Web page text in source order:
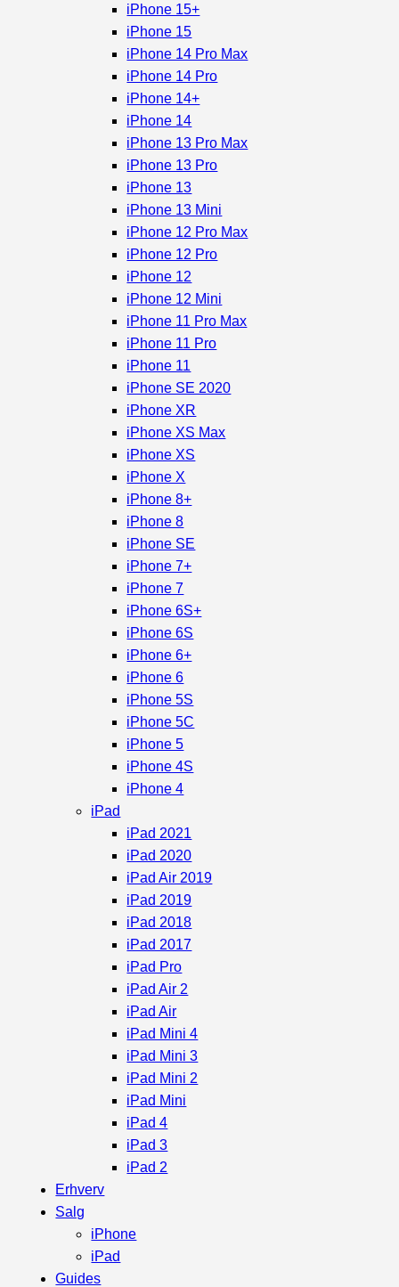
iPhone 15+
iPhone 15
iPhone 14 Pro Max
iPhone 14 Pro
iPhone 14+
iPhone 14
iPhone 13 Pro Max
iPhone 13 Pro
iPhone 13
iPhone 13 Mini
iPhone 12 Pro Max
iPhone 12 Pro
iPhone 12
iPhone 12 Mini
iPhone 11 Pro Max
iPhone 11 Pro
iPhone 11
iPhone SE 2020
iPhone XR
iPhone XS Max
iPhone XS
iPhone X
iPhone 8+
iPhone 8
iPhone SE
iPhone 7+
iPhone 7
iPhone 6S+
iPhone 6S
iPhone 6+
iPhone 6
iPhone 5S
iPhone 5C
iPhone 5
iPhone 4S
iPhone 4
iPad
iPad 2021
iPad 2020
iPad Air 2019
iPad 2019
iPad 2018
iPad 2017
iPad Pro
iPad Air 2
iPad Air
iPad Mini 4
iPad Mini 3
iPad Mini 2
iPad Mini
iPad 4
iPad 3
iPad 2
Erhverv
Salg
iPhone
iPad
Guides